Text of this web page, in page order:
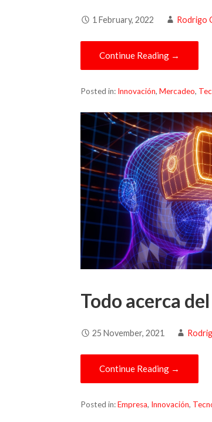
1 February, 2022 Rodrigo
Continue Reading →
Posted in: Innovación,Mercadeo,
Todo acerca
25 November, 2021
Continue Reading →
Posted in:Empresa, Innovación,